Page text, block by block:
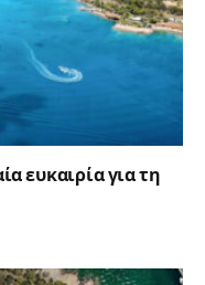
ευκαιρία για τη